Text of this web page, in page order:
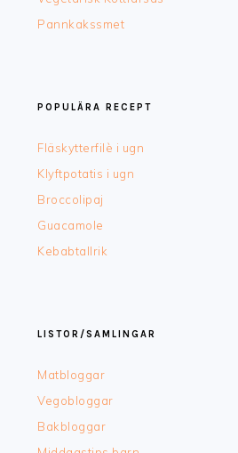
Pannkakssmet
POPULÄRA RECEPT
Fläskytterfilè i ugn
Klyftpotatis i ugn
Broccolipaj
Guacamole
Kebabtallrik
LISTOR/SAMLINGAR
Matbloggar
Vegobloggar
Bakbloggar